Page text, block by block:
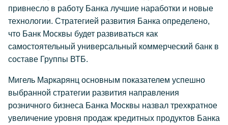
привнесло в работу Банка лучшие наработки и новые
технологии. Стратегией развития Банка определено,
что Банк Москвы будет развиваться как
самостоятельный универсальный коммерческий банк в
составе Группы ВТБ.
Мигель Маркарянц основным показателем успешно
выбранной стратегии развития направления
розничного бизнеса Банка Москвы назвал трехкратное
увеличение уровня продаж кредитных продуктов Банка